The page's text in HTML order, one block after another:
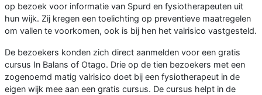
op bezoek voor informatie van Spurd en fysiotherapeuten uit
hun wijk. Zij kregen een toelichting op preventieve maatregelen
om vallen te voorkomen, ook is bij hen het valrisico vastgesteld.
De bezoekers konden zich direct aanmelden voor een gratis
cursus In Balans of Otago. Drie op de tien bezoekers met een
zogenoemd matig valrisico doet bij een fysiotherapeut in de
eigen wijk mee aan een gratis cursus. De cursus helpt in de